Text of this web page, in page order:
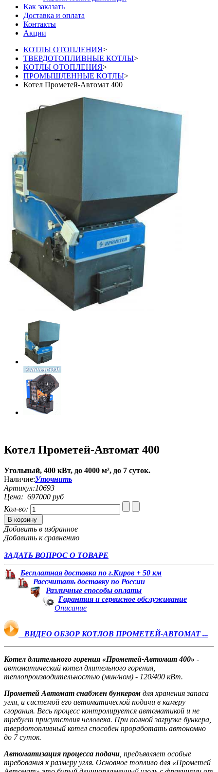
Как заказать
Доставка и оплата
Контакты
Акции
КОТЛЫ ОТОПЛЕНИЯ>
ТВЕРДОТОПЛИВНЫЕ КОТЛЫ>
КОТЛЫ ОТОПЛЕНИЯ>
ПРОМЫШЛЕННЫЕ КОТЛЫ>
Котел Прометей-Автомат 400
Котел Прометей-Автомат 400
Угольный, 400 кВт, до 4000 м², до 7 суток.
Наличие:Уточнить
Артикул:10693
Цена: 697000 руб
Кол-во:
В корзину
Добавить в избранное
Добавить к сравнению
ЗАДАТЬ ВОПРОС О ТОВАРЕ
Бесплатная доставка по г.Киров + 50 км
Рассчитать доставку по России
Различные способы оплаты
Гарантия и сервисное обслуживание
Описание
ВИДЕО ОБЗОР КОТЛОВ ПРОМЕТЕЙ-АВТОМАТ ...
Котел длительного горения «Прометей-Автомат 400» -
автоматический котел длительного горения,
теплопроизводительностью (мин/ном) - 120/400 кВт.
Прометей Автомат снабжен бункером для хранения запаса
угля, и системой его автоматической подачи в камеру
сгорания. Весь процесс контролируется автоматикой и не
требует присутствия человека. При полной загрузке бункера,
твердотопливный котел способен проработать автономно
до 7 суток.
Автоматизация процесса подачи , предъявляет особые
требования к размеру угля. Основное топливо для «Прометей